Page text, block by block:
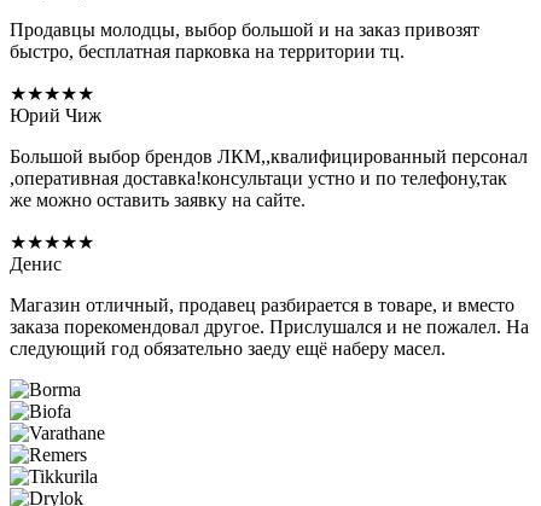
Продавцы молодцы, выбор большой и на заказ привозят
быстро, бесплатная парковка на территории тц.
★★★★★
Юрий Чиж
Большой выбор брендов ЛКМ,,квалифицированный персонал
,оперативная доставка!консультаци устно и по телефону,так
же можно оставить заявку на сайте.
★★★★★
Денис
Магазин отличный, продавец разбирается в товаре, и вместо
заказа порекомендовал другое. Прислушался и не пожалел. На
следующий год обязательно заеду ещё наберу масел.